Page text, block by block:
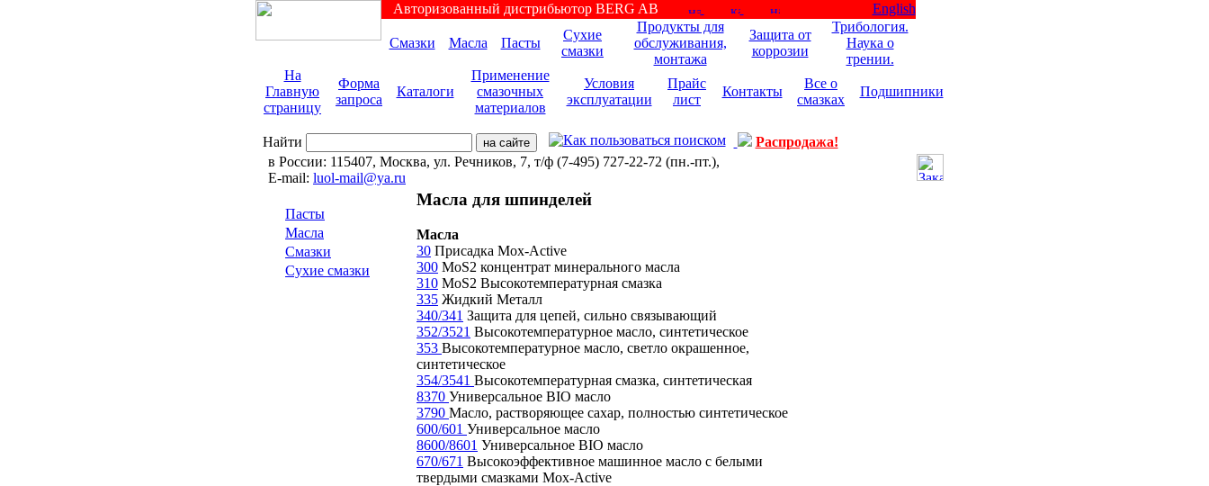
Авторизованный дистрибьютор BERG AB English
Смазки Масла Пасты
Сухие
смазки
Продукты для
обслуживания,
монтажа
Защита от
коррозии
Трибология.
Наука о
трении.
На
Главную
страницу
Форма
запроса
Каталоги
Применение
смазочных
материалов
Условия
эксплуатации
Прайс
лист
Контакты
Все о
смазках
Подшипники
Найти
Распродажа!
в России: 115407, Москва, ул. Речников, 7, т/ф (7-495) 727-22-72 (пн.-пт.),
E-mail: luol-mail@ya.ru
Пасты
Масла
Смазки
Сухие смазки
Масла для шпинделей
Масла
30 Присадка Mox-Active
300 MoS2 концентрат минерального масла
310 MoS2 Высокотемпературная смазка
335 Жидкий Металл
340/341 Защита для цепей, сильно связывающий
352/3521 Высокотемпературное масло, синтетическое
353 Высокотемпературное масло, светло окрашенное,
синтетическое
354/3541 Высокотемпературная смазка, синтетическая
8370 Универсальное BIO масло
3790 Масло, растворяющее сахар, полностью синтетическое
600/601 Универсальное масло
8600/8601 Универсальное BIO масло
670/671 Высокоэффективное машинное масло с белыми
твердыми смазками Mox-Active